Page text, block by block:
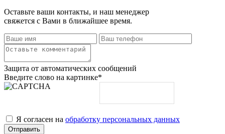
Оставьте ваши контакты, и наш менеджер
свяжется с Вами в ближайшее время.
Защита от автоматических сообщений
Введите слово на картинке*
Я согласен на обработку персональных данных